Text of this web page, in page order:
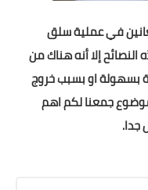
في عملية سلق
إلا أنه هناك من
بسهولة او بسبب خروج
جمعنا لكم اهم
جدا.